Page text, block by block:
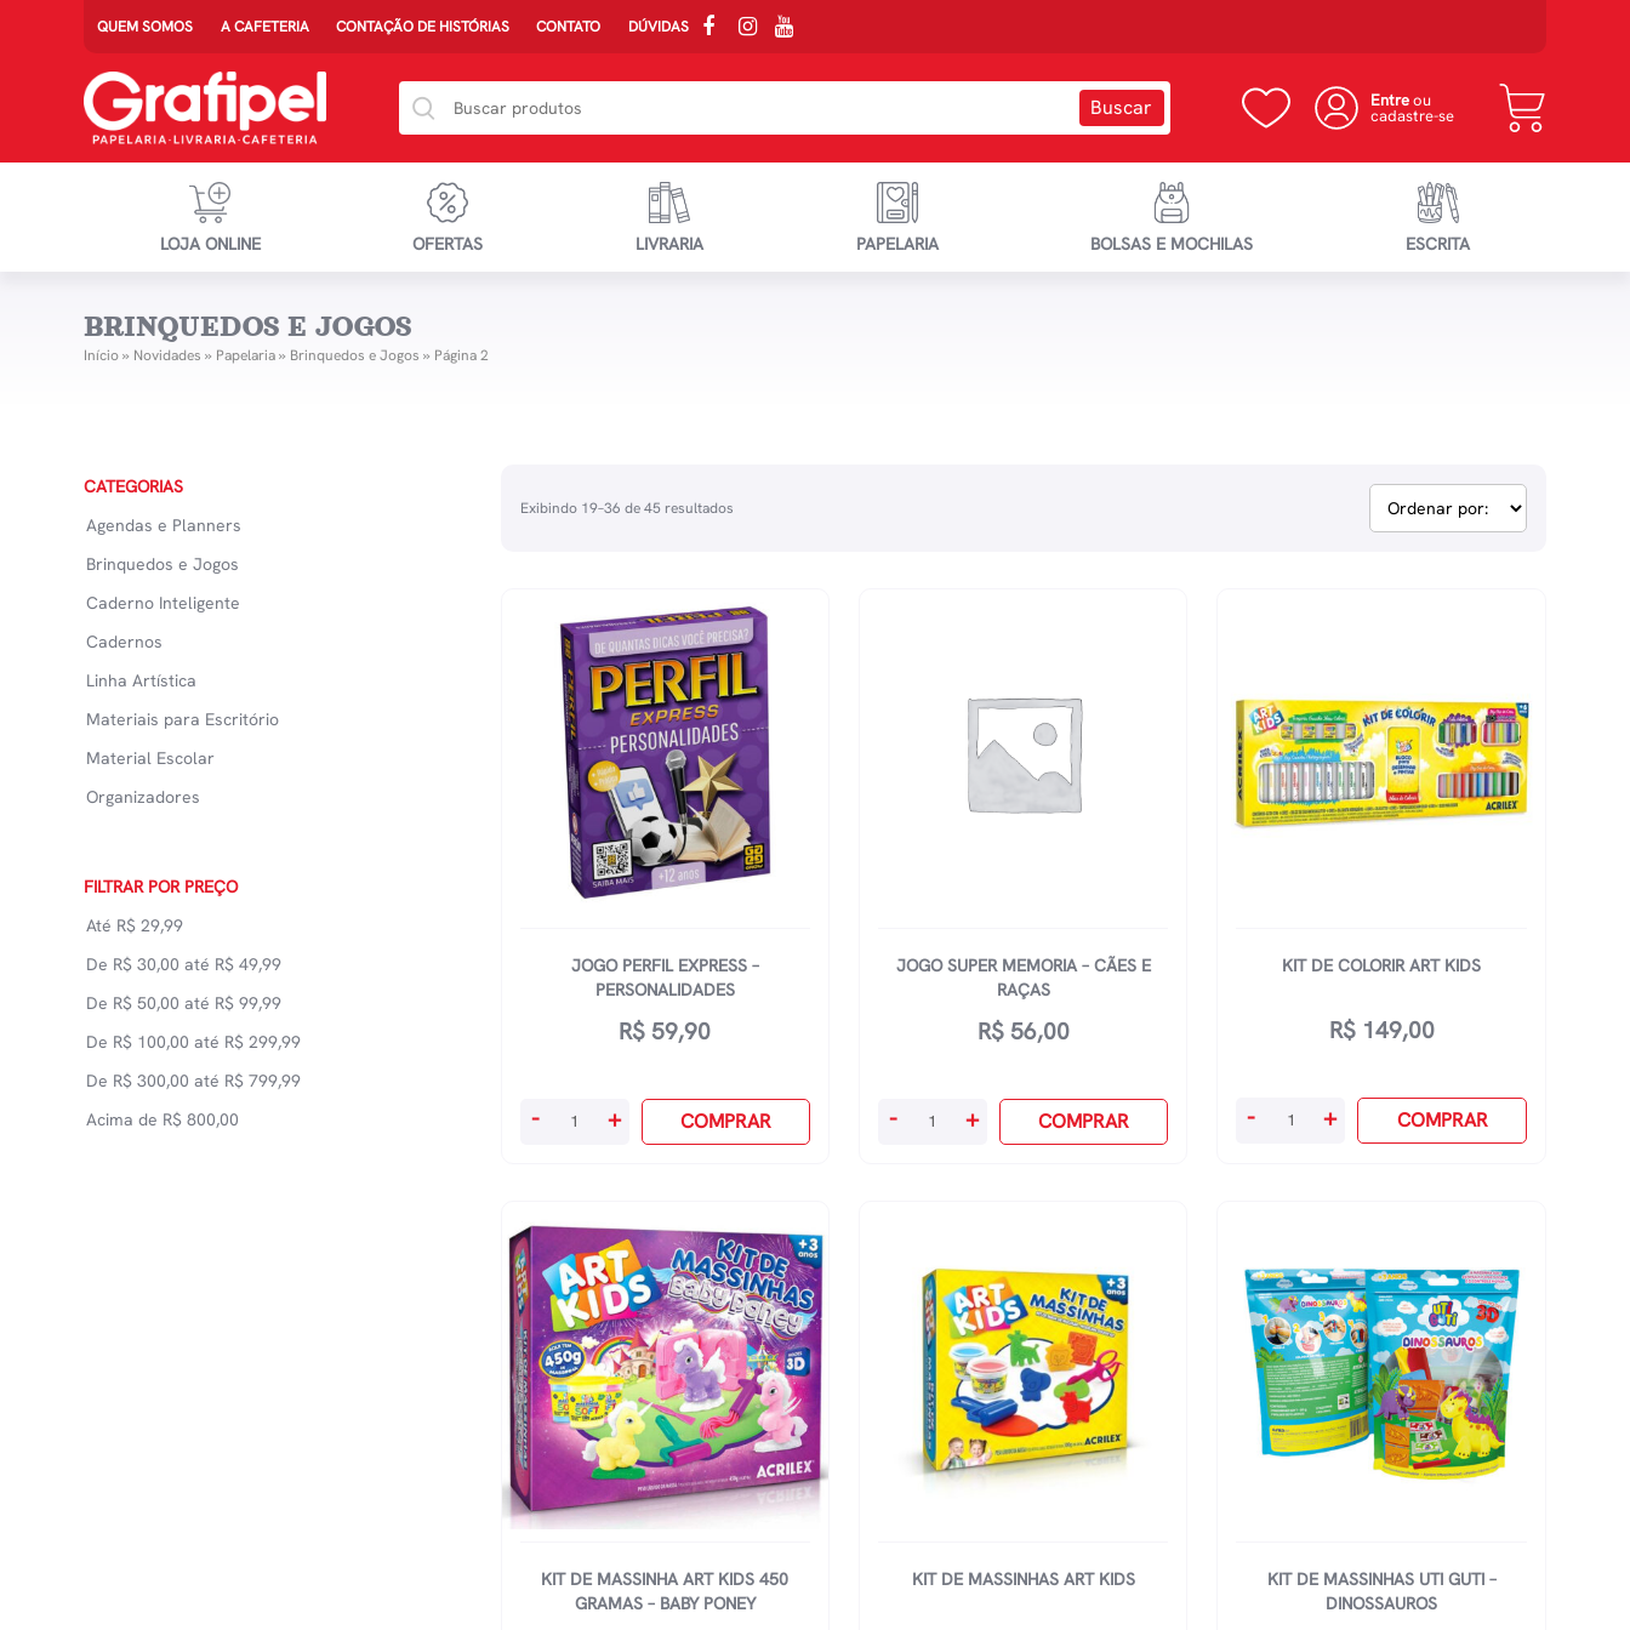
QUEM SOMOS A CAFETERIA CONTAÇÃO DE HISTÓRIAS CONTATO DÚVIDAS
Entreou
cadastre-se
LOJA ONLINE OFERTAS LIVRARIA PAPELARIA BOLSAS E MOCHILAS ESCRITA
BRINQUEDOS E JOGOS
Início» Novidades » Papelaria» Brinquedos e Jogos » Página 2
CATEGORIAS
Agendas e Planners
Brinquedos e Jogos
Caderno Inteligente
Cadernos
Linha Artística
Materiais para Escritório
Material Escolar
Organizadores
FILTRAR POR PREÇO
Até R$ 29,99
De R$ 30,00 até R$ 49,99
De R$ 50,00 até R$ 99,99
De R$ 100,00 até R$ 299,99
De R$ 300,00 até R$ 799,99
Acima de R$ 800,00
Exibindo 19–36 de 45 resultados
JOGO PERFIL EXPRESS –
PERSONALIDADES
R$ 59,90
Jogo
Personalidades
quantidade
- + COMPRAR
JOGO SUPER MEMORIA – CÃES E
RAÇAS
R$56,00
Jogo
Raças
quantidade
- + COMPRAR
KIT DE COLORIR ART KIDS
R$149,00
Kit
quantidade
- + COMPRAR
KIT DE MASSINHA ART KIDS 450
GRAMAS – BABY PONEY
KIT DE MASSINHAS ART KIDS
KIT DE MASSINHAS UTI GUTI –
DINOSSAUROS